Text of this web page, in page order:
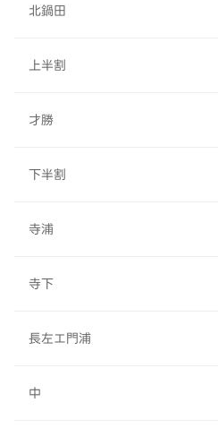
北鍋田
上半割
才勝
下半割
寺浦
寺下
長左エ門浦
中